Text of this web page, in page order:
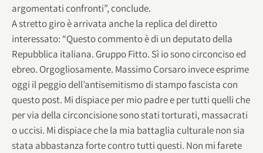
argomentati confronti”, conclude.
A stretto giro è arrivata anche la replica del diretto
interessato: “Questo commento è di un deputato della
Repubblica italiana. Gruppo Fitto. Sì io sono circonciso ed
ebreo. Orgogliosamente. Massimo Corsaro invece esprime
oggi il peggio dell’antisemitismo di stampo fascista con
questo post. Mi dispiace per mio padre e per tutti quelli che
per via della circoncisione sono stati torturati, massacrati
o uccisi. Mi dispiace che la mia battaglia culturale non sia
stata abbastanza forte contro tutti questi. Non mi farete